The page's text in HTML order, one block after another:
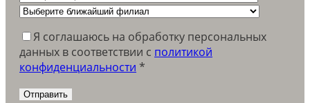
Я соглашаюсь на обработку персональных
данных в соответствии c политикой
конфиденциальности *